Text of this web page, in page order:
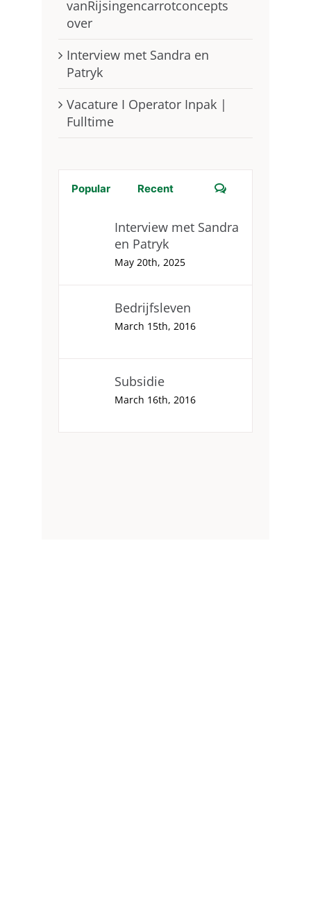
vanRijsingencarrotconcepts
over
Interview met Sandra en
Patryk
Vacature I Operator Inpak |
Fulltime
Popular Recent Comments
Interview met Sandra
en Patryk
May 20th, 2025
Bedrijfsleven
March 15th, 2016
Subsidie
March 16th, 2016